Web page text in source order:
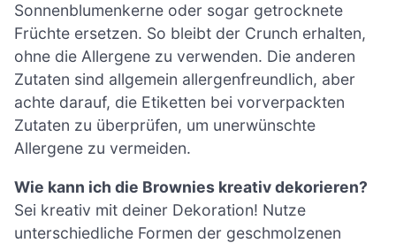
Sonnenblumenkerne oder sogar getrocknete
Früchte ersetzen. So bleibt der Crunch erhalten,
ohne die Allergene zu verwenden. Die anderen
Zutaten sind allgemein allergenfreundlich, aber
achte darauf, die Etiketten bei vorverpackten
Zutaten zu überprüfen, um unerwünschte
Allergene zu vermeiden.
Wie kann ich die Brownies kreativ dekorieren?
Sei kreativ mit deiner Dekoration! Nutze
unterschiedliche Formen der geschmolzenen